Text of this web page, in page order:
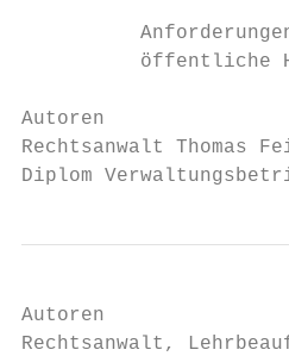
öffentliche
Autoren
Rechtsanwalt Thomas
Diplom
Autoren
Rechtsanwalt,